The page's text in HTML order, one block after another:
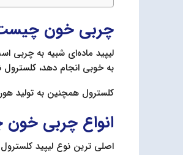
چربی خون
لیپید ماده‌ای شبیه به چربی
به خوبی انجام دهد،
کلسترول همچنین به تولید
انواع چربی
اصلی ترین نوع لیپید